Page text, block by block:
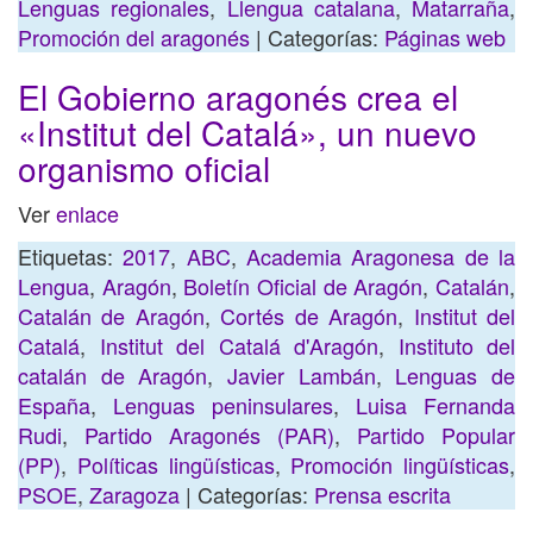
Lenguas regionales, Llengua catalana, Matarraña,
Promoción del aragonés | Categorías: Páginas web
El Gobierno aragonés crea el
«Institut del Catalá», un nuevo
organismo oficial
Verenlace
Etiquetas:2017, ABC,Academia Aragonesa de la
Lengua, Aragón, Boletín Oficial de Aragón,Catalán,
Catalán de Aragón,Cortés de Aragón, Institut del
Catalá, Institut del Catalá d'Aragón, Instituto del
catalán de Aragón,Javier Lambán, Lenguas de
España, Lenguas peninsulares, Luisa Fernanda
Rudi, Partido Aragonés (PAR), Partido Popular
(PP), Políticas lingüísticas, Promoción lingüísticas,
PSOE, Zaragoza | Categorías: Prensa escrita